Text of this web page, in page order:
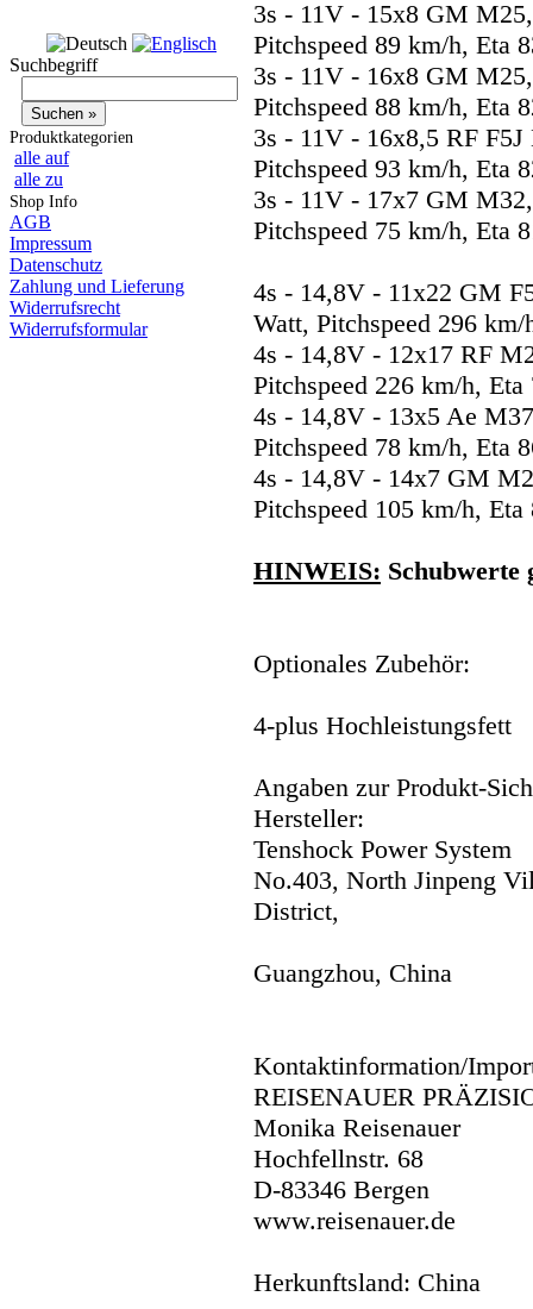
Suchbegriff
Produktkategorien
alle auf
alle zu
Shop Info
AGB
Impressum
Datenschutz
Zahlung und Lieferung
Widerrufsrecht
Widerrufsformular
3s - 11V - 15x8 GM
Pitchspeed 89 km/h, Eta
3s - 11V - 16x8 GM
Pitchspeed 88 km/h, Eta
3s - 11V - 16x8,5 RF
Pitchspeed 93 km/h, Eta
3s - 11V - 17x7 GM
Pitchspeed 75 km/h, Eta
4s - 14,8V - 11x22 GM
Watt, Pitchspeed 296
4s - 14,8V - 12x17 RF
Pitchspeed 226 km/h, Eta
4s - 14,8V - 13x5 Ae
Pitchspeed 78 km/h, Eta
4s - 14,8V - 14x7 GM
Pitchspeed 105 km/h, Eta
HINWEIS: Schubwerte
Optionales Zubehör:
4-plus Hochleistungsfett
Angaben zur Produkt-
Hersteller:
Tenshock Power System
No.403, North Jinpeng
District,
Guangzhou, China
Kontaktinformation/
REISENAUER
Monika Reisenauer
Hochfellnstr. 68
D-83346 Bergen
www.reisenauer.de
Herkunftsland: China